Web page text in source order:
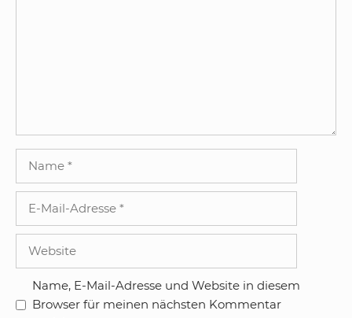
Adresse
Name, E-Mail-Adresse und Website in diesem
Browser für meinen nächsten Kommentar